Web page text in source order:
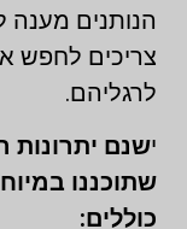
הנותנים מענה
צריכים לחפש
לרגליהם.
ישנם
שתוכננו
כוללים: